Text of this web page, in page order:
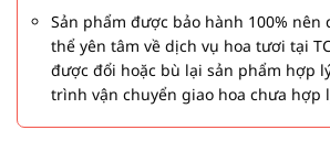
Sản phẩm được bảo hành 100% nên
thể yên tâm về dịch vụ hoa tươi tại
được đổi hoặc bù lại sản phẩm hợp
trình vận chuyển giao hoa chưa hợp